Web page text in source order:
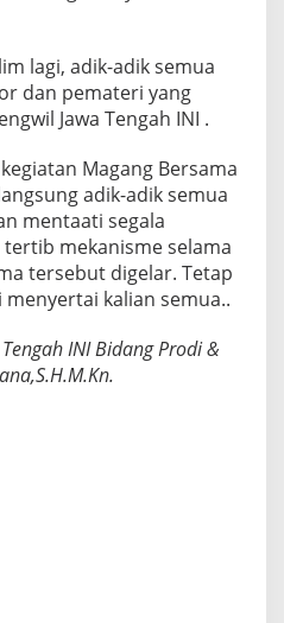
lagi, adik-adik semua
dan pemateri yang
Jawa Tengah INI .
Magang Bersama
adik-adik semua
mentaati segala
mekanisme selama
tersebut digelar. Tetap
kalian semua..
INI Bidang Prodi &